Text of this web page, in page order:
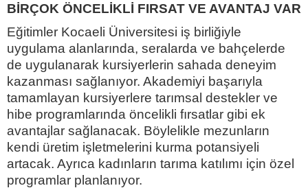
BİRÇOK ÖNCELİKLİ FIRSAT VE AVANTAJ VAR
Eğitimler Kocaeli Üniversitesi iş birliğiyle
uygulama alanlarında, seralarda ve bahçelerde
de uygulanarak kursiyerlerin sahada deneyim
kazanması sağlanıyor. Akademiyi başarıyla
tamamlayan kursiyerlere tarımsal destekler ve
hibe programlarında öncelikli fırsatlar gibi ek
avantajlar sağlanacak. Böylelikle mezunların
kendi üretim işletmelerini kurma potansiyeli
artacak. Ayrıca kadınların tarıma katılımı için özel
programlar planlanıyor.